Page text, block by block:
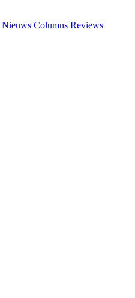
Nieuws Columns Reviews